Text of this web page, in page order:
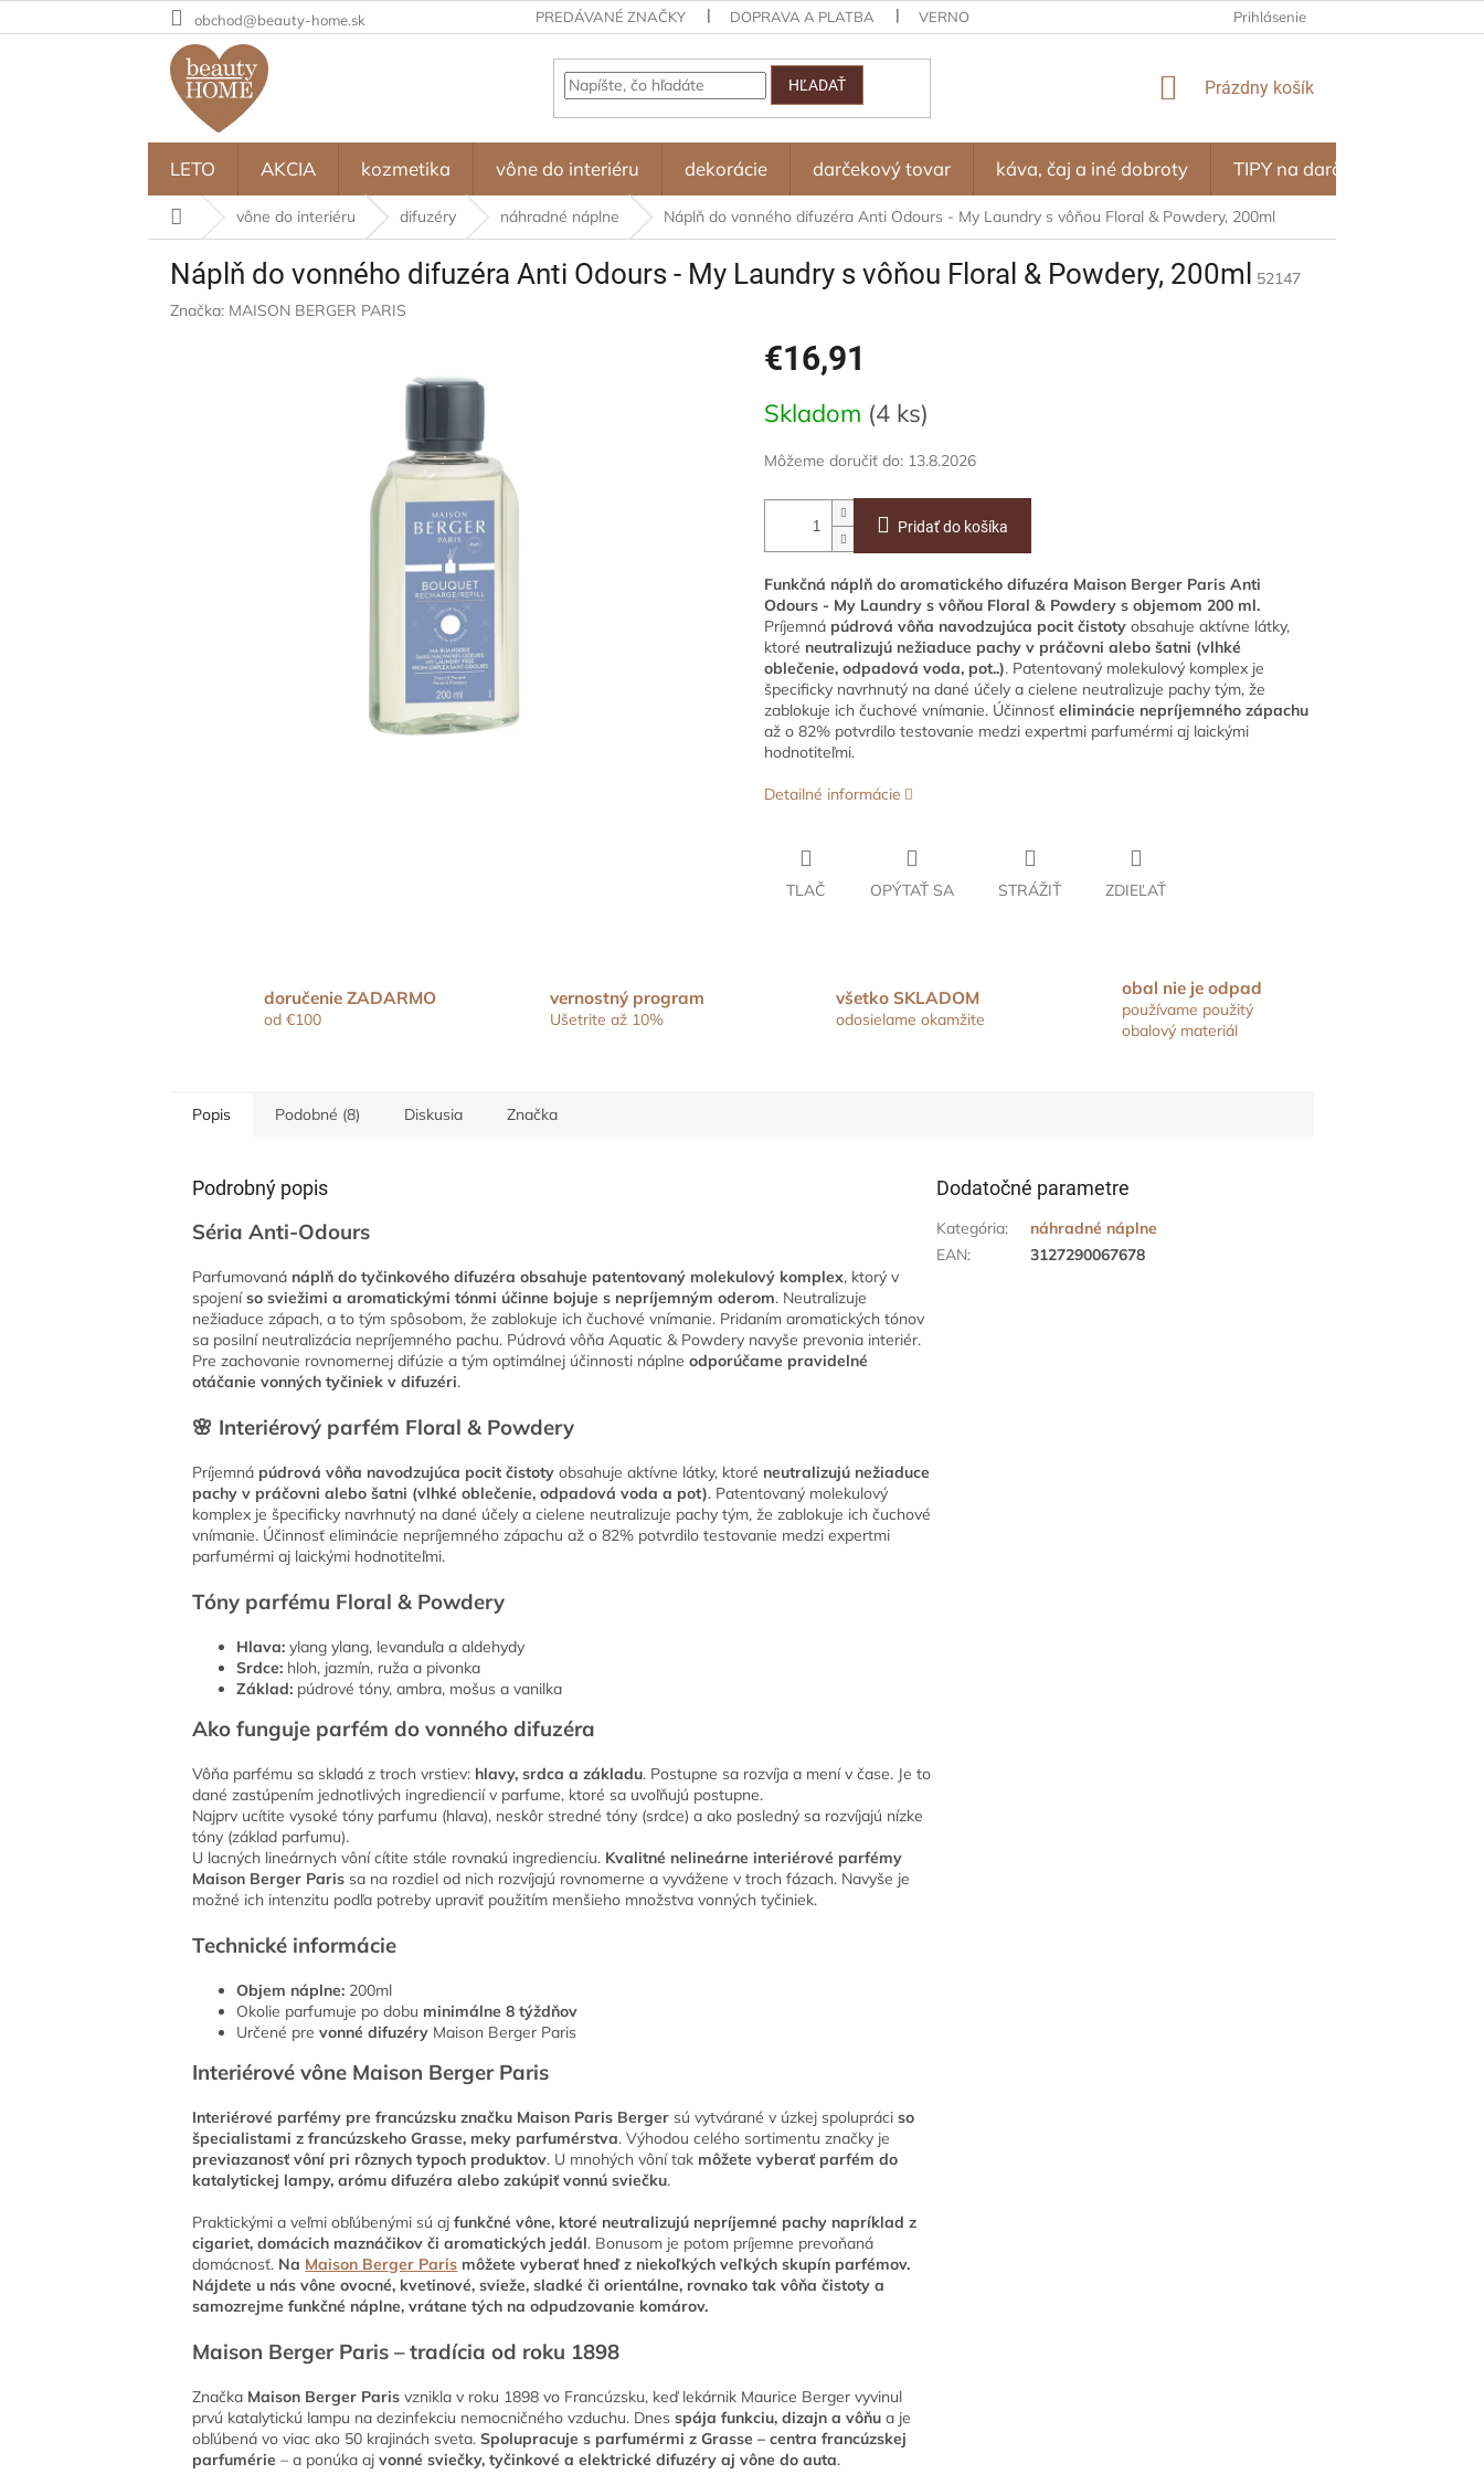
na
obchod@beauty-home.sk PREDÁVANÉ ZNAČKY DOPRAVA A PLATBA VERNOSTNÝ PROGRAM – ZĽAVY ZA NÁKUPY OBCHODNÉ PODMIENKY
Prihlásenie
HĽADAŤ
NÁKUPNÝ
Prázdny košík
LETO AKCIA kozmetika vône do interiéru dekorácie darčekový tovar káva, čaj a iné dobroty TIPY na darčeky
Domovvône do interiéru difuzéry náhradné náplne Náplň do vonného difuzéra Anti Odours - My Laundry s vôňou Floral & Powdery, 200ml
Náplň do vonného difuzéra Anti Odours - My Laundry s vôňou Floral & Powdery, 200ml
52147
Značka: MAISON BERGER PARIS
€16,91
cena:
Skladom (4 ks)
Môžeme doručiť do: 13.8.2026
Pridať do košíka
Funkčná náplň do aromatického difuzéra Maison Berger Paris Anti
Odours - My Laundry s vôňou Floral & Powdery s objemom 200 ml.
Príjemná púdrová vôňa navodzujúca pocit čistoty obsahuje aktívne látky,
ktoré neutralizujú nežiaduce pachy v práčovni alebo šatni (vlhké
oblečenie, odpadová voda, pot..). Patentovaný molekulový komplex je
špecificky navrhnutý na dané účely a cielene neutralizuje pachy tým, že
zablokuje ich čuchové vnímanie. Účinnosť eliminácie nepríjemného zápachu
až o 82% potvrdilo testovanie medzi expertmi parfumérmi aj laickými
hodnotiteľmi.
Detailné informácie
TLAČ OPÝTAŤ SA STRÁŽIŤ ZDIEĽAŤ
doručenie ZADARMO
od €100
vernostný program
Ušetrite až 10%
všetko SKLADOM
odosielame okamžite
obal nie je odpad
používame použitý
obalový materiál
Popis Podobné (8) Diskusia Značka
Podrobný popis
Séria Anti-Odours
Parfumovaná náplň do tyčinkového difuzéra obsahuje patentovaný molekulový komplex, ktorý v
spojeníso sviežimi a aromatickými tónmi účinne bojuje s nepríjemným oderom. Neutralizuje
nežiaduce zápach, a to tým spôsobom, že zablokuje ich čuchové vnímanie. Pridaním aromatických tónov
sa posilní neutralizácia nepríjemného pachu. Púdrová vôňa Aquatic & Powdery navyše prevonia interiér.
Pre zachovanie rovnomernej difúzie a tým optimálnej účinnosti náplne odporúčame pravidelné
otáčanie vonných tyčiniek v difuzéri.
🌸 Interiérový parfém Floral & Powdery
Príjemná púdrová vôňa navodzujúca pocit čistoty obsahuje aktívne látky, ktoré neutralizujú nežiaduce
pachy v práčovni alebo šatni (vlhké oblečenie, odpadová voda a pot). Patentovaný molekulový
komplex je špecificky navrhnutý na dané účely a cielene neutralizuje pachy tým, že zablokuje ich čuchové
vnímanie. Účinnosť eliminácie nepríjemného zápachu až o 82% potvrdilo testovanie medzi expertmi
parfumérmi aj laickými hodnotiteľmi.
Tóny parfému Floral & Powdery
Hlava: ylang ylang, levanduľa a aldehydy
Srdce: hloh, jazmín, ruža a pivonka
Základ: púdrové tóny, ambra, mošus a vanilka
Ako funguje parfém do vonného difuzéra
Vôňa parfému sa skladá z troch vrstiev: hlavy, srdca a základu. Postupne sa rozvíja a mení v čase. Je to
dané zastúpením jednotlivých ingrediencií v parfume, ktoré sa uvoľňujú postupne.
Najprv ucítite vysoké tóny parfumu (hlava), neskôr stredné tóny (srdce) a ako posledný sa rozvíjajú nízke
tóny (základ parfumu).
U lacných lineárnych vôní cítite stále rovnakú ingredienciu. Kvalitné nelineárne interiérové ​​parfémy
Maison Berger Paris sa na rozdiel od nich rozvíjajú rovnomerne a vyvážene v troch fázach. Navyše je
možné ich intenzitu podľa potreby upraviť použitím menšieho množstva vonných tyčiniek.
Technické informácie
Objem náplne: 200ml
Okolie parfumuje po dobu minimálne 8 týždňov
Určené prevonné difuzéry Maison Berger Paris
Interiérové ​​vône Maison Berger Paris
Interiérové ​​parfémy pre francúzsku značku Maison Paris Berger sú vytvárané v úzkej spolupráciso
špecialistami z francúzskeho Grasse, meky parfumérstva. Výhodou celého sortimentu značky je
previazanosť vôní pri rôznych typoch produktov. U mnohých vôní tak môžete vyberať parfém do
katalytickej lampy, arómu difuzéra alebo zakúpiť vonnú sviečku.
Praktickými a veľmi obľúbenými sú ajfunkčné vône, ktoré neutralizujú nepríjemné pachy napríklad z
cigariet, domácich maznáčikov či aromatických jedál. Bonusom je potom príjemne prevoňaná
domácnosť. Na Maison Berger Paris môžete vyberať hneď z niekoľkých veľkých skupín parfémov.
Nájdete u nás vône ovocné, kvetinové, svieže, sladké či orientálne, rovnako tak vôňa čistoty a
samozrejme funkčné náplne, vrátane tých na odpudzovanie komárov.
Maison Berger Paris – tradícia od roku 1898
Značka Maison Berger Paris vznikla v roku 1898 vo Francúzsku, keď lekárnik Maurice Berger vyvinul
prvú katalytickú lampu na dezinfekciu nemocničného vzduchu. Dnesspája funkciu, dizajn a vôňu a je
obľúbená vo viac ako 50 krajinách sveta.Spolupracuje s parfumérmi z Grasse – centra francúzskej
parfumérie – a ponúka ajvonné sviečky, tyčinkové a elektrické difuzéry aj vône do auta.
Dodatočné parametre
Kategória:
náhradné náplne
EAN: 3127290067678